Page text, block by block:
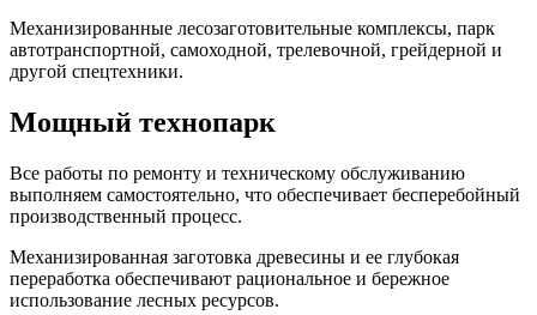
Механизированные лесозаготовительные комплексы, парк
автотранспортной, самоходной, трелевочной, грейдерной и
другой спецтехники.
Мощный технопарк
Все работы по ремонту и техническому обслуживанию
выполняем самостоятельно, что обеспечивает бесперебойный
производственный процесс.
Механизированная заготовка древесины и ее глубокая
переработка обеспечивают рациональное и бережное
использование лесных ресурсов.